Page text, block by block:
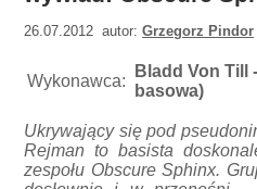
26.07.2012 autor:Grzegorz Pindor
Wykonawca:
Bladd Von Till
basowa)
Ukrywający się pod
Rejman to basista
zespołu Obscure Sphinx.